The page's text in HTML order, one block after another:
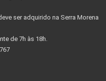
ser adquirido na Serra Morena
de 7h às 18h.